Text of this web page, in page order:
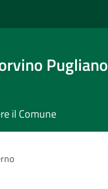
Pugliano
il Comune